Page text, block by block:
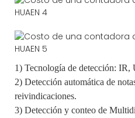
1) Tecnología de detección:
2) Detección automática de
reivindicaciones.
3) Detección y conteo de